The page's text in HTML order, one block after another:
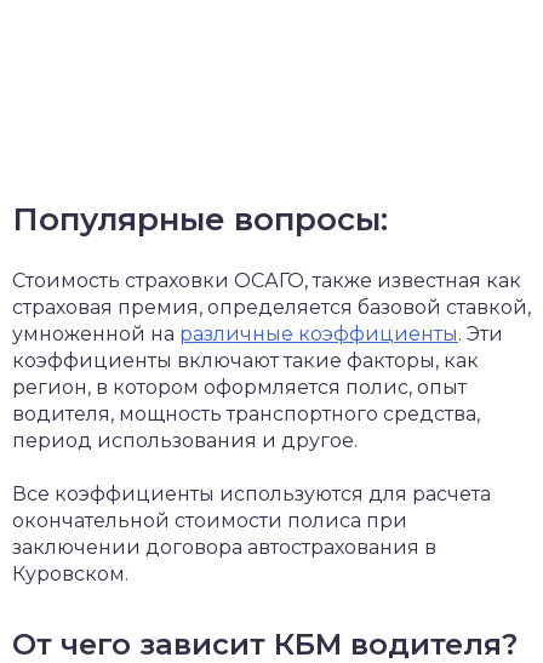
Популярные вопросы:
Стоимость страховки ОСАГО, также известная как
страховая премия, определяется базовой ставкой,
умноженной на различные коэффициенты. Эти
коэффициенты включают такие факторы, как
регион, в котором оформляется полис, опыт
водителя, мощность транспортного средства,
период использования и другое.
Все коэффициенты используются для расчета
окончательной стоимости полиса при
заключении договора автострахования в
Куровском.
От чего зависит КБМ водителя?